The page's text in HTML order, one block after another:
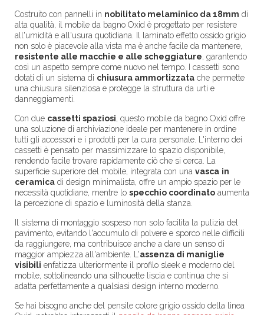
Costruito con pannelli in nobilitato melaminico da 18mm di
alta qualità, il mobile da bagno Oxid è progettato per resistere
all'umidità e all'usura quotidiana. Il laminato effetto ossido grigio
non solo è piacevole alla vista ma è anche facile da mantenere,
resistente alle macchie e alle scheggiature, garantendo
così un aspetto sempre come nuovo nel tempo. I cassetti sono
dotati di un sistema di chiusura ammortizzata che permette
una chiusura silenziosa e protegge la struttura da urti e
danneggiamenti.
Con due cassetti spaziosi, questo mobile da bagno Oxid offre
una soluzione di archiviazione ideale per mantenere in ordine
tutti gli accessori e i prodotti per la cura personale. L'interno dei
cassetti è pensato per massimizzare lo spazio disponibile,
rendendo facile trovare rapidamente ciò che si cerca. La
superficie superiore del mobile, integrata con una vasca in
ceramica di design minimalista, offre un ampio spazio per le
necessità quotidiane, mentre lo specchio coordinato aumenta
la percezione di spazio e luminosità della stanza.
Il sistema di montaggio sospeso non solo facilita la pulizia del
pavimento, evitando l'accumulo di polvere e sporco nelle difficili
da raggiungere, ma contribuisce anche a dare un senso di
maggior ampiezza all'ambiente. L'assenza di maniglie
visibili enfatizza ulteriormente il profilo sleek e moderno del
mobile, sottolineando una silhouette liscia e continua che si
adatta perfettamente a qualsiasi design interno moderno.
Se hai bisogno anche del pensile colore grigio ossido della linea